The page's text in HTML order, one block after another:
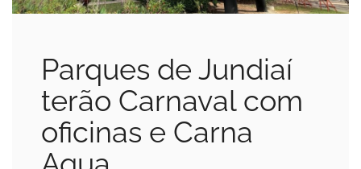
Parques de Jundiaí
terão Carnaval com
oficinas e Carna